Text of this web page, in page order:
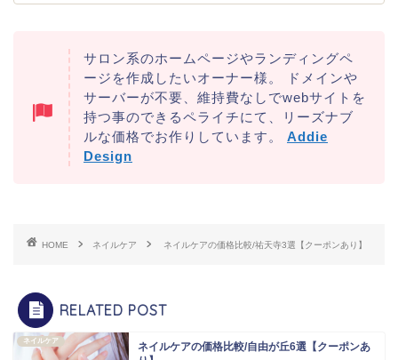
サロン系のホームページやランディングペ
ージを作成したいオーナー様。 ドメインや
サーバーが不要、維持費なしでwebサイトを
持つ事のできるペライチにて、リーズナブ
ルな価格でお作りしています。 Addie
Design
HOME ネイルケア ネイルケアの価格比較/祐天寺3選【クーポンあり】
RELATED POST
ネイルケア
ネイルケアの価格比較/自由が丘6選【クーポンあ